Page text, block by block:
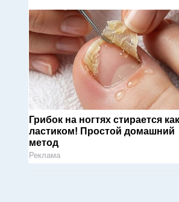
Грибок на ногтях стирается как
ластиком! Простой домашний
метод
Реклама